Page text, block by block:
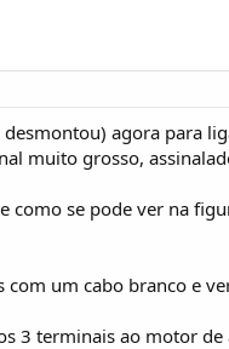
agora para
muito grosso,
se pode ver na
um cabo branco e
3 terminais ao motor